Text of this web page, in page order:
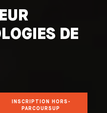
DE
INSCRIPTION HORS-
PARCOURSUP